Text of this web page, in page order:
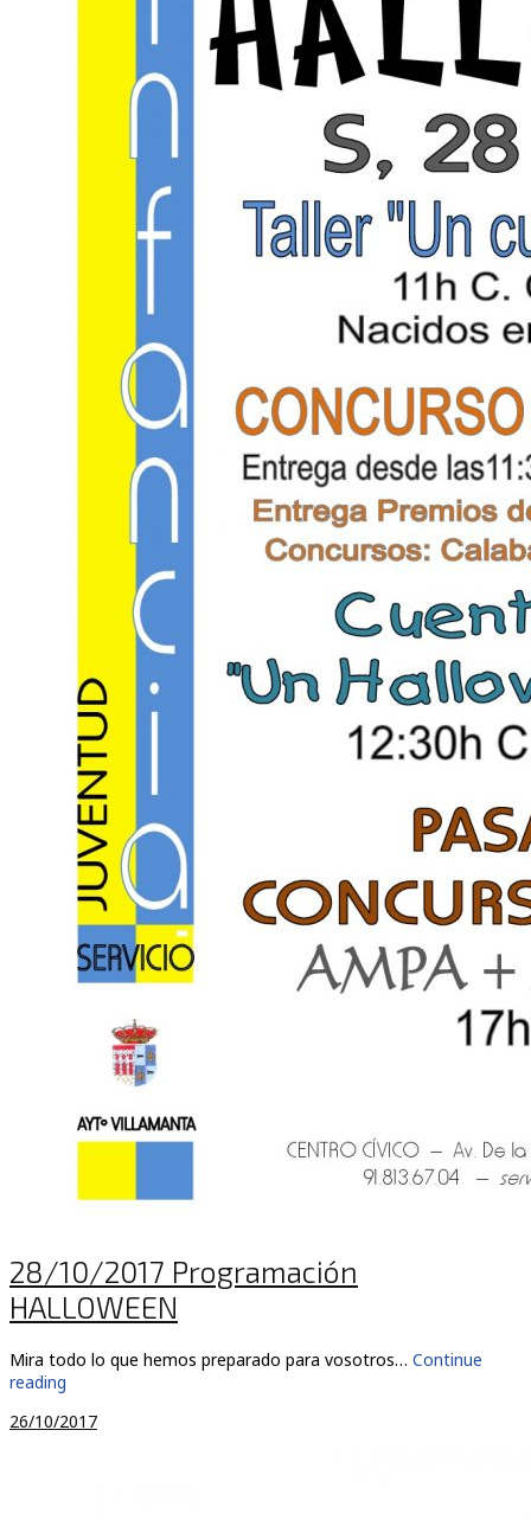
28/10/2017 Programación
HALLOWEEN
Mira todo lo que hemos preparado para vosotros… Continue
reading
26/10/2017